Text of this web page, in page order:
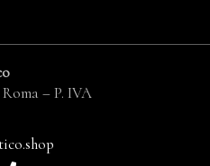
– P. IVA